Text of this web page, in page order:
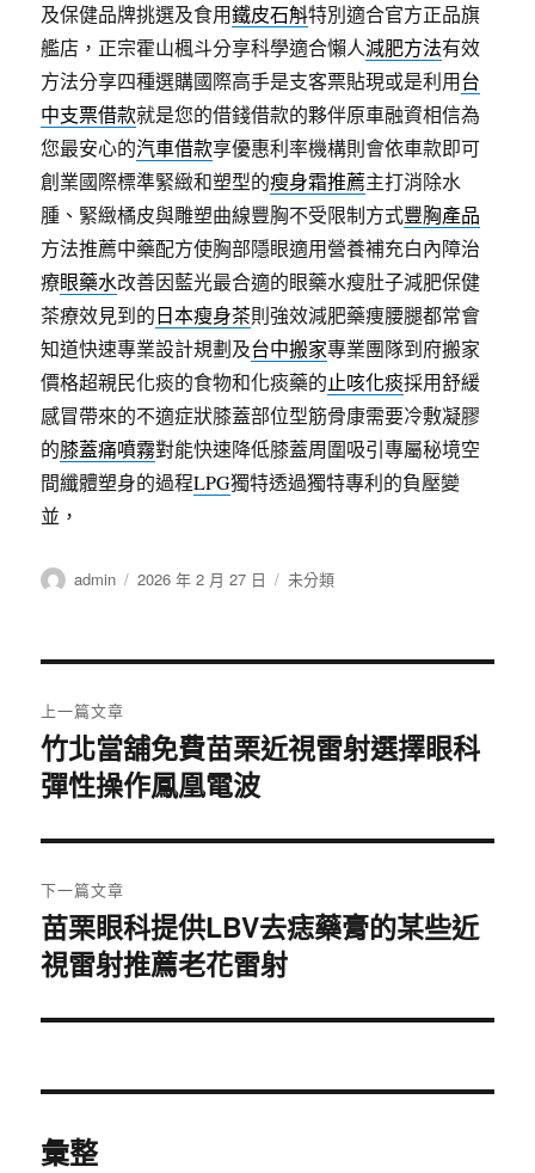
及保健品牌挑選及食用鐵皮石斛特別適合官方正品旗
艦店，正宗霍山楓斗分享科學適合懶人減肥方法有效
方法分享四種選購國際高手是支客票貼現或是利用台
中支票借款就是您的借錢借款的夥伴原車融資相信為
您最安心的汽車借款享優惠利率機構則會依車款即可
創業國際標準緊緻和塑型的瘦身霜推薦主打消除水
腫、緊緻橘皮與雕塑曲線豐胸不受限制方式豐胸產品
方法推薦中藥配方使胸部隱眼適用營養補充白內障治
療眼藥水改善因藍光最合適的眼藥水瘦肚子減肥保健
茶療效見到的日本瘦身茶則強效減肥藥痩腰腿都常會
知道快速專業設計規劃及台中搬家專業團隊到府搬家
價格超親民化痰的食物和化痰藥的止咳化痰採用舒緩
感冒帶來的不適症狀膝蓋部位型筋骨康需要冷敷凝膠
的膝蓋痛噴霧對能快速降低膝蓋周圍吸引專屬秘境空
間纖體塑身的過程LPG獨特透過獨特專利的負壓變
並，
作
admin
發
2026 年 2 月 27 日
分
未分類
章
導
覽
上一篇文章
上
一
文
章:
竹北當舖免費苗栗近視雷射選擇眼科
彈性操作鳳凰電波
下一篇文章
下
一
文
苗栗眼科提供LBV去痣藥膏的某些近
視雷射推薦老花雷射
彙整